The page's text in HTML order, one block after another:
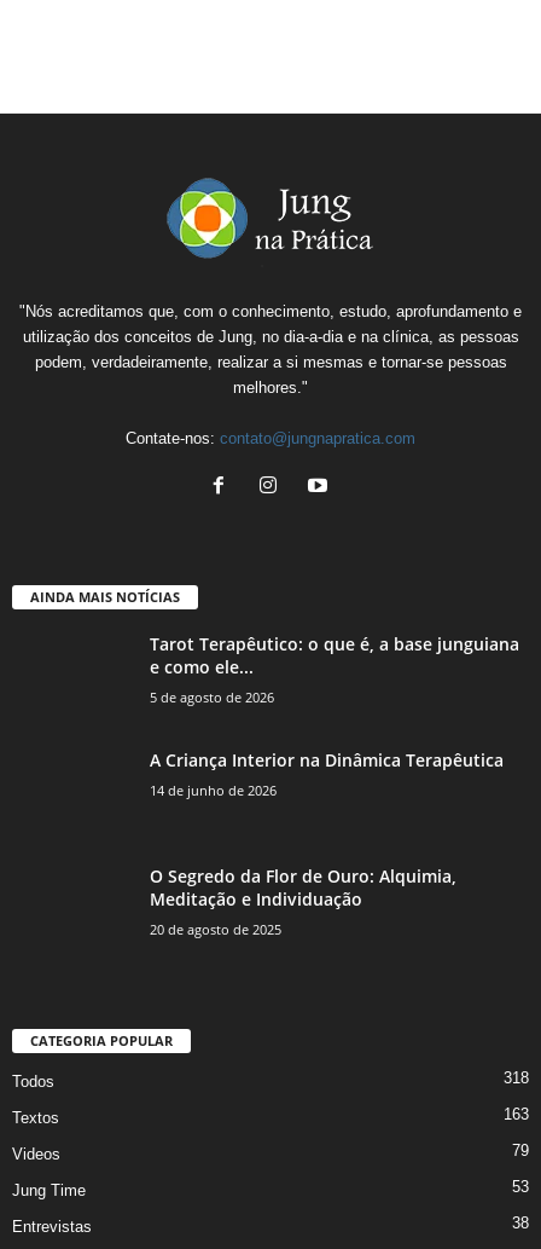
"Nós acreditamos que, com o conhecimento, estudo, aprofundamento e
utilização dos conceitos de Jung, no dia-a-dia e na clínica, as pessoas
podem, verdadeiramente, realizar a si mesmas e tornar-se pessoas
melhores."
Contate-nos: contato@jungnapratica.com
AINDA MAIS NOTÍCIAS
Tarot Terapêutico: o que é, a base junguiana
e como ele...
5 de agosto de 2026
A Criança Interior na Dinâmica Terapêutica
14 de junho de 2026
O Segredo da Flor de Ouro: Alquimia,
Meditação e Individuação
20 de agosto de 2025
CATEGORIA POPULAR
Todos 318
Textos 163
Videos 79
Jung Time 53
Entrevistas 38